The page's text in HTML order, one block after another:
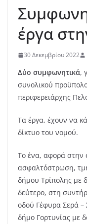
έργα
30 Δεκεμβρίου 2022
Δύο συμφωνητικά,
συνολικού
περιφερειάρχης
Τα έργα, έχουν να
δίκτυο του νομού.
Το ένα, αφορά στην
ασφαλτόστρωση,
δήμου Τρίπολης με
δεύτερο, στη
οδού Γέφυρα Σερά –
δήμο Γορτυνίας με